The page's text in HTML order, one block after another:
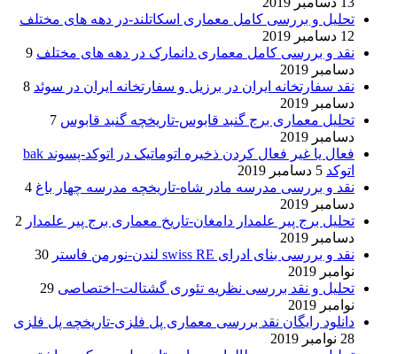
تحلیل و بررسی کامل معماری اسکاتلند-در دهه های مختلف
12 دسامبر 2019
نقد و بررسی کامل معماری دانمارک در دهه های مختلف 9
دسامبر 2019
نقد سفارتخانه ایران در برزیل و سفارتخانه ایران در سوئد 8
دسامبر 2019
تحلیل معماری برج گنبد قابوس-تاریخچه گنبد قابوس 7
دسامبر 2019
فعال یا غیر فعال کردن ذخیره اتوماتیک در اتوکد-پسوند bak
اتوکد 5 دسامبر 2019
نقد و بررسی مدرسه مادر شاه-تاریخچه مدرسه چهار باغ 4
دسامبر 2019
تحلیل برج پیر علمدار دامغان-تاریخ معماری برج پیر علمدار 2
دسامبر 2019
نقد و بررسی بنای ادرای swiss RE لندن-نورمن فاستر
30
نوامبر 2019
تحلیل و نقد بررسی نظریه تئوری گشتالت-اختصاصی 29
نوامبر 2019
دانلود رایگان نقد بررسی معماری پل فلزی-تاریخچه پل فلزی
28 نوامبر 2019